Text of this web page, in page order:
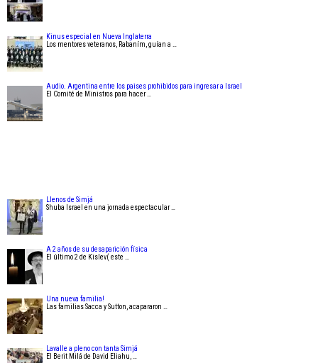
Kinus especial en Nueva Inglaterra
Los mentores veteranos, Rabaním, guían a …
Audio. Argentina entre los paises prohibidos para ingresar a Israel
El Comité de Ministros para hacer …
Llenos de Simjá
Shuba Israel en una jornada espectacular …
A 2 años de su desaparición física
El último 2 de Kislev( este …
Una nueva familia!
Las familias Sacca y Sutton, acapararon …
Lavalle a pleno con tanta Simjá
El Berit Milá de David Eliahu, …